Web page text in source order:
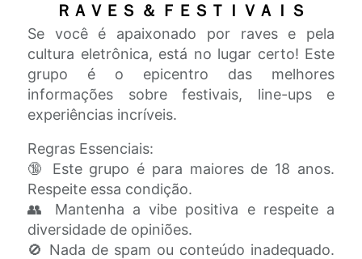
ＲＡＶＥＳ ＆ ＦＥＳＴＩＶＡＩＳ
Se você é apaixonado por raves e pela
cultura eletrônica, está no lugar certo! Este
grupo é o epicentro das melhores
informações sobre festivais, line-ups e
experiências incríveis.
Regras Essenciais:
🔞 Este grupo é para maiores de 18 anos.
Respeite essa condição.
👥 Mantenha a vibe positiva e respeite a
diversidade de opiniões.
🚫 Nada de spam ou conteúdo inadequado.